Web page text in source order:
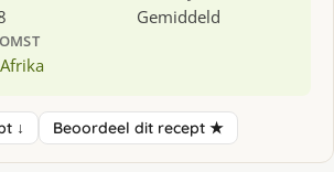
Gemiddeld
↓ Beoordeel dit recept ★